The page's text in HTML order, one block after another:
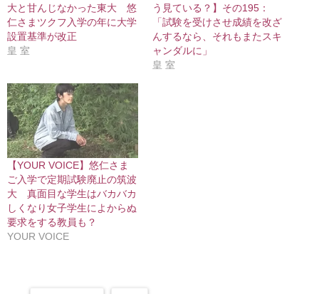
大と甘んじなかった東大 悠
仁さまツクフ入学の年に大学
設置基準が改正
皇 室
う見ている？】その195：
「試験を受けさせ成績を改ざ
んするなら、それもまたスキ
ャンダルに」
皇 室
【YOUR VOICE】悠仁さま
ご入学で定期試験廃止の筑波
大 真面目な学生はバカバカ
しくなり女子学生によからぬ
要求をする教員も？
YOUR VOICE